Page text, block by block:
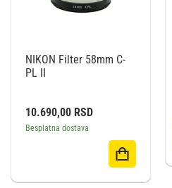
NIKON Filter 58mm C-
PL II
10.690,00 RSD
Besplatna dostava